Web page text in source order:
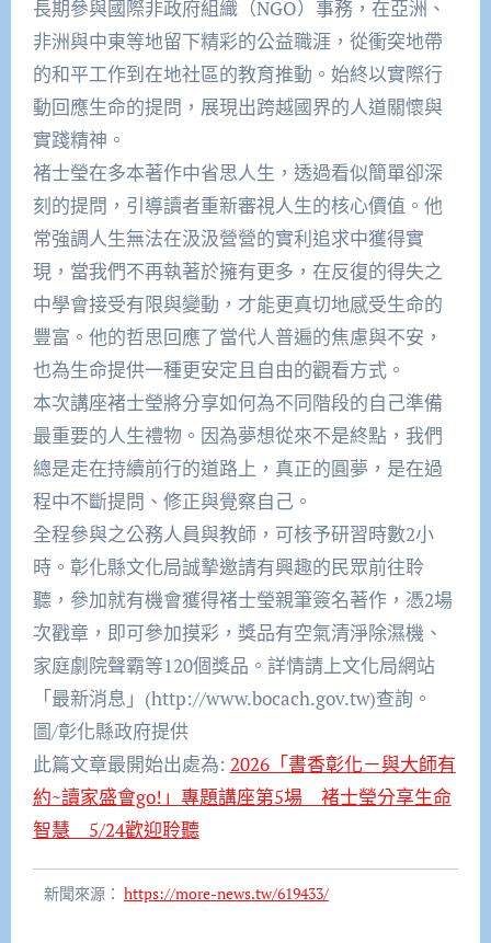
長期參與國際非政府組織（NGO）事務，在亞洲、
非洲與中東等地留下精彩的公益職涯，從衝突地帶
的和平工作到在地社區的教育推動。始終以實際行
動回應生命的提問，展現出跨越國界的人道關懷與
實踐精神。
褚士瑩在多本著作中省思人生，透過看似簡單卻深
刻的提問，引導讀者重新審視人生的核心價值。他
常強調人生無法在汲汲營營的實利追求中獲得實
現，當我們不再執著於擁有更多，在反復的得失之
中學會接受有限與變動，才能更真切地感受生命的
豐富。他的哲思回應了當代人普遍的焦慮與不安，
也為生命提供一種更安定且自由的觀看方式。
本次講座褚士瑩將分享如何為不同階段的自己準備
最重要的人生禮物。因為夢想從來不是終點，我們
總是走在持續前行的道路上，真正的圓夢，是在過
程中不斷提問、修正與覺察自己。
全程參與之公務人員與教師，可核予研習時數2小
時。彰化縣文化局誠摯邀請有興趣的民眾前往聆
聽，參加就有機會獲得褚士瑩親筆簽名著作，憑2場
次戳章，即可參加摸彩，獎品有空氣清淨除濕機、
家庭劇院聲霸等120個獎品。詳情請上文化局網站
「最新消息」(http://www.bocach.gov.tw)查詢。
圖/彰化縣政府提供
此篇文章最開始出處為: 2026「書香彰化－與大師有
約~讀家盛會go!」專題講座第5場 褚士瑩分享生命
智慧 5/24歡迎聆聽
新聞來源： https://more-news.tw/619433/